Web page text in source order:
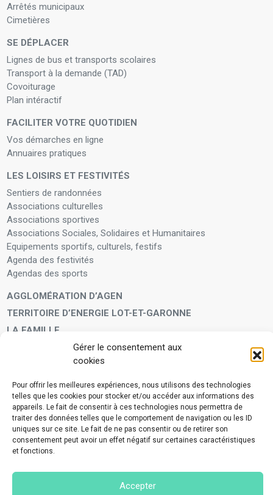
Gérer le consentement aux
cookies
Pour offrir les meilleures expériences, nous utilisons des technologies
telles que les cookies pour stocker et/ou accéder aux informations des
appareils. Le fait de consentir à ces technologies nous permettra de
traiter des données telles que le comportement de navigation ou les ID
uniques sur ce site. Le fait de ne pas consentir ou de retirer son
consentement peut avoir un effet négatif sur certaines caractéristiques
et fonctions.
Accepter
Arrêtés municipaux
Cimetières
SE DÉPLACER
Lignes de bus et transports scolaires
Transport à la demande (TAD)
Covoiturage
Plan intéractif
FACILITER VOTRE QUOTIDIEN
Vos démarches en ligne
Annuaires pratiques
LES LOISIRS ET FESTIVITÉS
Sentiers de randonnées
Associations culturelles
Associations sportives
Associations Sociales, Solidaires et Humanitaires
Equipements sportifs, culturels, festifs
Agenda des festivités
Agendas des sports
AGGLOMÉRATION D’AGEN
TERRITOIRE D’ENERGIE LOT-ET-GARONNE
LA FAMILLE
Enfants et adolescents
VIVRE À VOS CÔTÉS
Service municipal d’aide administrative
Aide à la personne en difficulté
Télé-alerte
Voisins vigilants
Collecte des déchets ménagers et encombrants